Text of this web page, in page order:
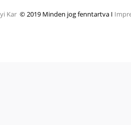
Kar © 2019 Minden jog fenntartva I